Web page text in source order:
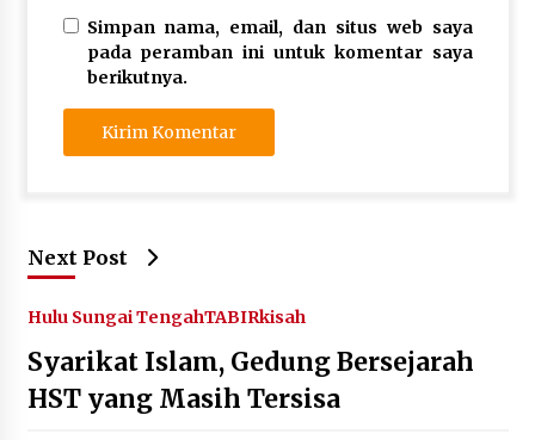
Simpan nama, email, dan situs web saya
pada peramban ini untuk komentar saya
berikutnya.
Next Post
Hulu Sungai TengahTABIRkisah
Syarikat Islam, Gedung Bersejarah
HST yang Masih Tersisa